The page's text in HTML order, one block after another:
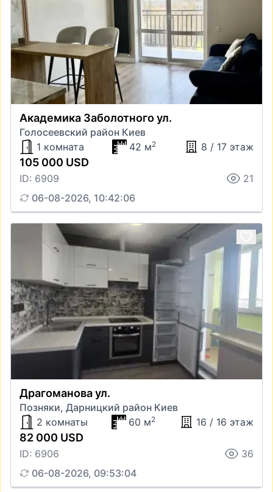
Академика Заболотного ул.
Голосеевский район Киев
1 комната
42 м2 8 / 17 этаж
105 000 USD
ID: 6909
21
06-08-2026, 10:42:06
Драгоманова ул.
Позняки, Дарницкий район Киев
2 комнаты
60 м2 16 / 16 этаж
82 000 USD
ID: 6906
36
06-08-2026, 09:53:04